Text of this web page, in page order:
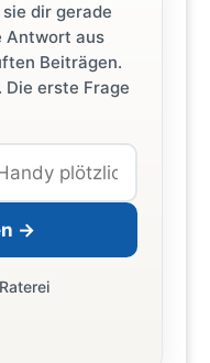
dir gerade
Antwort aus
Beiträgen.
Die erste Frage
→